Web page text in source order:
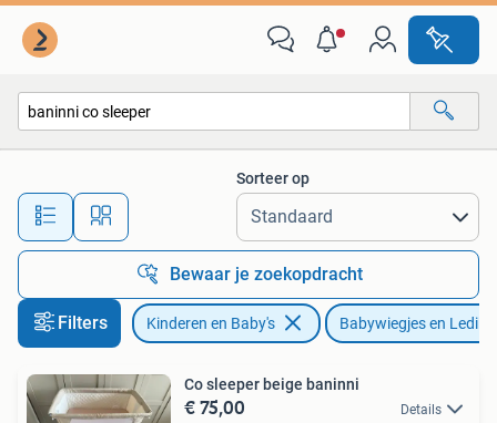
Alle afstanden…
Sorteer op
Bewaar je zoekopdracht
Filters Kinderen en Baby's Babywiegjes en
Co sleeper beige baninni
€ 75,00 Details